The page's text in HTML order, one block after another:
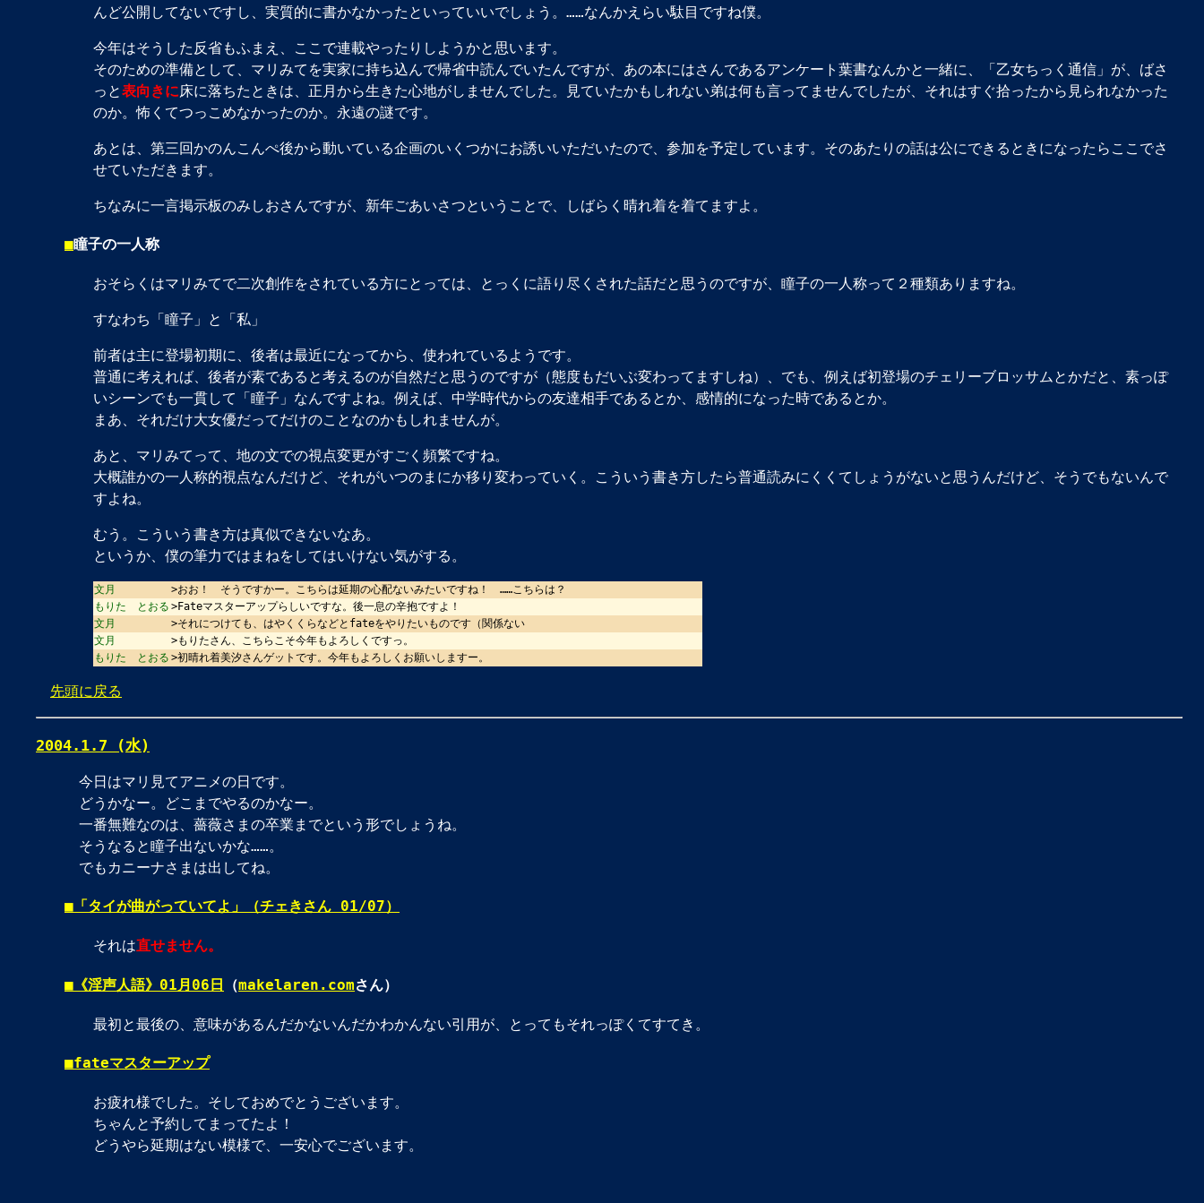
んど公開してないですし、実質的に書かなかったといっていいでしょう。……なんかえらい駄目ですね僕。
今年はそうした反省もふまえ、ここで連載やったりしようかと思います。
そのための準備として、マリみてを実家に持ち込んで帰省中読んでいたんですが、あの本にはさんであるアンケート葉書なんかと一緒に、「乙女ちっく通信」が、ばさ
っと表向きに床に落ちたときは、正月から生きた心地がしませんでした。見ていたかもしれない弟は何も言ってませんでしたが、それはすぐ拾ったから見られなかった
のか。怖くてつっこめなかったのか。永遠の謎です。
あとは、第三回かのんこんぺ後から動いている企画のいくつかにお誘いいただいたので、参加を予定しています。そのあたりの話は公にできるときになったらここでさ
せていただきます。
ちなみに一言掲示板のみしおさんですが、新年ごあいさつということで、しばらく晴れ着を着てますよ。
■瞳子の一人称
おそらくはマリみてで二次創作をされている方にとっては、とっくに語り尽くされた話だと思うのですが、瞳子の一人称って２種類ありますね。
すなわち「瞳子」と「私」
前者は主に登場初期に、後者は最近になってから、使われているようです。
普通に考えれば、後者が素であると考えるのが自然だと思うのですが（態度もだいぶ変わってますしね）、でも、例えば初登場のチェリーブロッサムとかだと、素っぽ
いシーンでも一貫して「瞳子」なんですよね。例えば、中学時代からの友達相手であるとか、感情的になった時であるとか。
まあ、それだけ大女優だってだけのことなのかもしれませんが。
あと、マリみてって、地の文での視点変更がすごく頻繁ですね。
大概誰かの一人称的視点なんだけど、それがいつのまにか移り変わっていく。こういう書き方したら普通読みにくくてしょうがないと思うんだけど、そうでもないんで
すよね。
むう。こういう書き方は真似できないなあ。
というか、僕の筆力ではまねをしてはいけない気がする。
文月
>おお！ そうですかー。こちらは延期の心配ないみたいですね！ ……こちらは？
もりた とおる >Fateマスターアップらしいですな。後一息の辛抱ですよ！
文月
>それにつけても、はやくくらなどとfateをやりたいものです（関係ない
文月
>もりたさん、こちらこそ今年もよろしくですっ。
もりた とおる >初晴れ着美汐さんゲットです。今年もよろしくお願いしますー。
先頭に戻る
2004.1.7 (水)
今日はマリ見てアニメの日です。
どうかなー。どこまでやるのかなー。
一番無難なのは、薔薇さまの卒業までという形でしょうね。
そうなると瞳子出ないかな……。
でもカニーナさまは出してね。
■ 「タイが曲がっていてよ」（チェきさん 01/07）
それは直せません。
■ 《淫声人語》01月06日 （makelaren.comさん）
最初と最後の、意味があるんだかないんだかわかんない引用が、とってもそれっぽくてすてき。
■fateマスターアップ
お疲れ様でした。そしておめでとうございます。
ちゃんと予約してまってたよ！
どうやら延期はない模様で、一安心でございます。